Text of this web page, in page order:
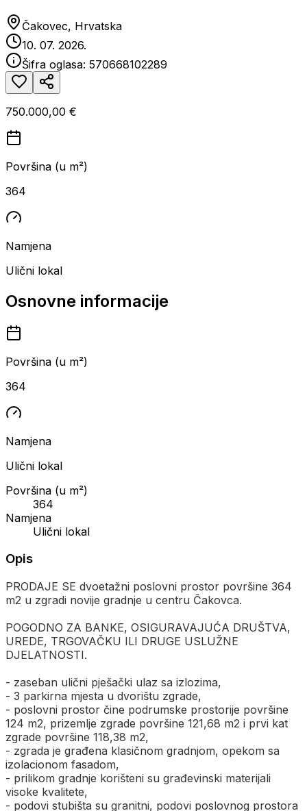
Čakovec, Hrvatska
10. 07. 2026.
Šifra oglasa: 570668102289
750.000,00 €
Površina (u m²)
364
Namjena
Ulični lokal
Osnovne informacije
Površina (u m²)
364
Namjena
Ulični lokal
Površina (u m²)
364
Namjena
Ulični lokal
Opis
PRODAJE SE dvoetažni poslovni prostor površine 364
m2 u zgradi novije gradnje u centru Čakovca.
POGODNO ZA BANKE, OSIGURAVAJUĆA DRUŠTVA,
UREDE, TRGOVAČKU ILI DRUGE USLUŽNE
DJELATNOSTI.
- zaseban ulični pješački ulaz sa izlozima,
- 3 parkirna mjesta u dvorištu zgrade,
- poslovni prostor čine podrumske prostorije površine
124 m2, prizemlje zgrade površine 121,68 m2 i prvi kat
zgrade površine 118,38 m2,
- zgrada je građena klasičnom gradnjom, opekom sa
izolacionom fasadom,
- prilikom gradnje korišteni su građevinski materijali
visoke kvalitete,
- podovi stubišta su granitni, podovi poslovnog prostora